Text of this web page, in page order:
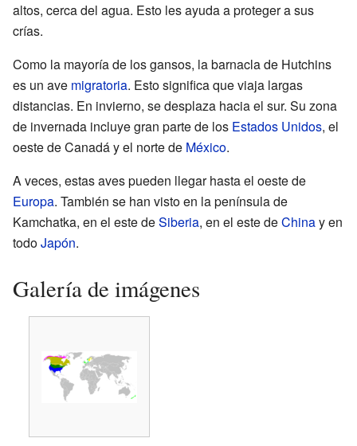
altos, cerca del agua. Esto les ayuda a proteger a sus
crías.
Como la mayoría de los gansos, la barnacla de Hutchins
es un ave migratoria. Esto significa que viaja largas
distancias. En invierno, se desplaza hacia el sur. Su zona
de invernada incluye gran parte de los Estados Unidos, el
oeste de Canadá y el norte de México.
A veces, estas aves pueden llegar hasta el oeste de
Europa. También se han visto en la península de
Kamchatka, en el este deSiberia, en el este deChinay en
todoJapón.
Galería de imágenes